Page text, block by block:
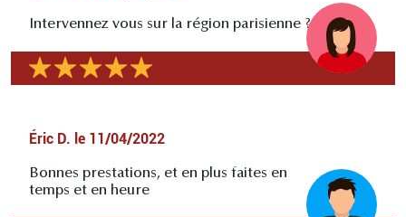
Intervennez vous sur la région parisienne ?
Éric D. le 11/04/2022
Bonnes prestations, et en plus faites en
temps et en heure